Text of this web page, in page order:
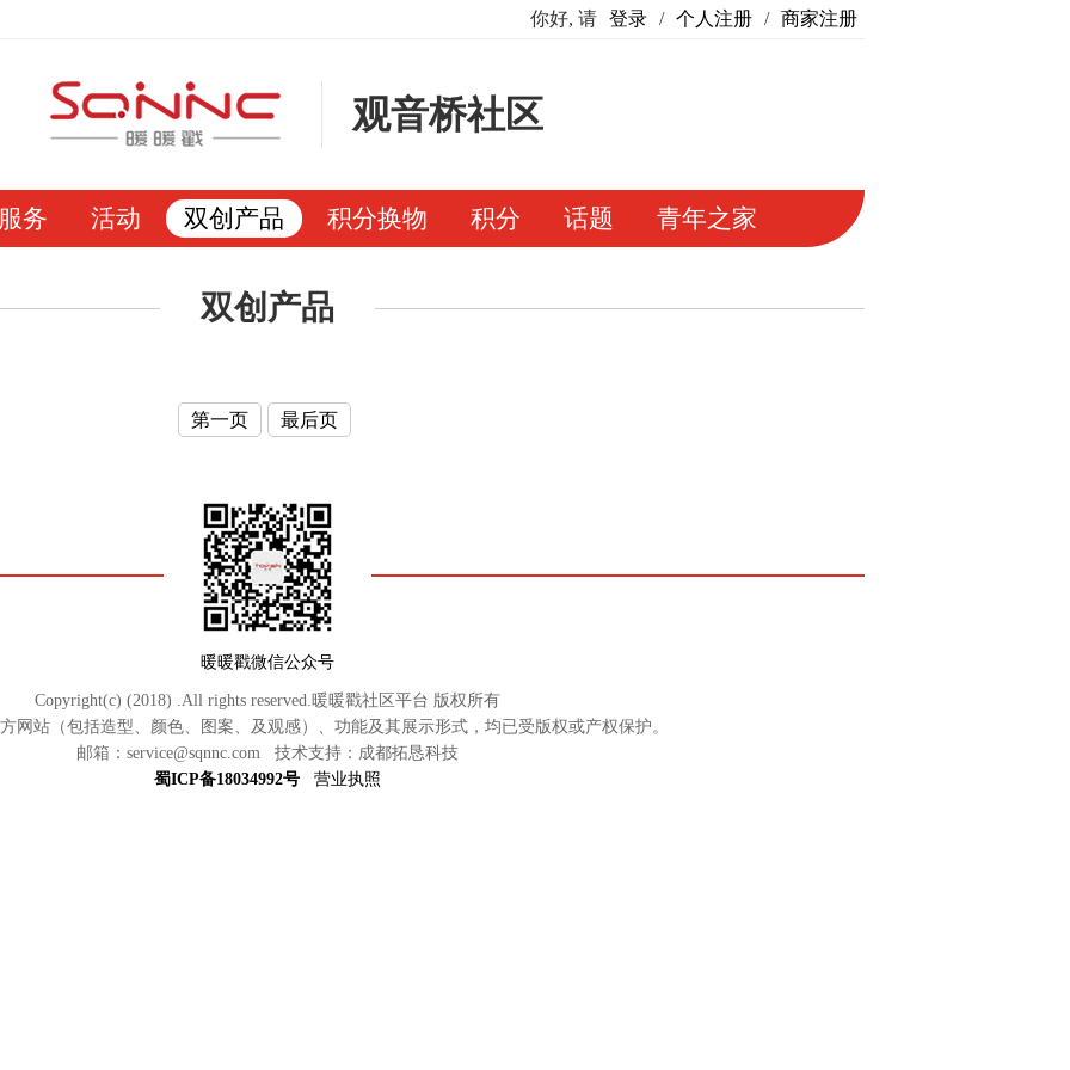
你好, 请 登录 / 个人注册 / 商家注册
观音桥社区
服务 活动 双创产品 积分换物 积分 话题 青年之家
双创产品
第一页 最后页
暖暖戳微信公众号
Copyright(c) (2018) .All rights reserved.暖暖戳社区平台 版权所有
网站（包括造型、颜色、图案、及观感）、功能及其展示形式，均已受版权或产权保护。
邮箱：service@sqnnc.com 技术支持：成都拓恳科技
蜀ICP备18034992号
营业执照